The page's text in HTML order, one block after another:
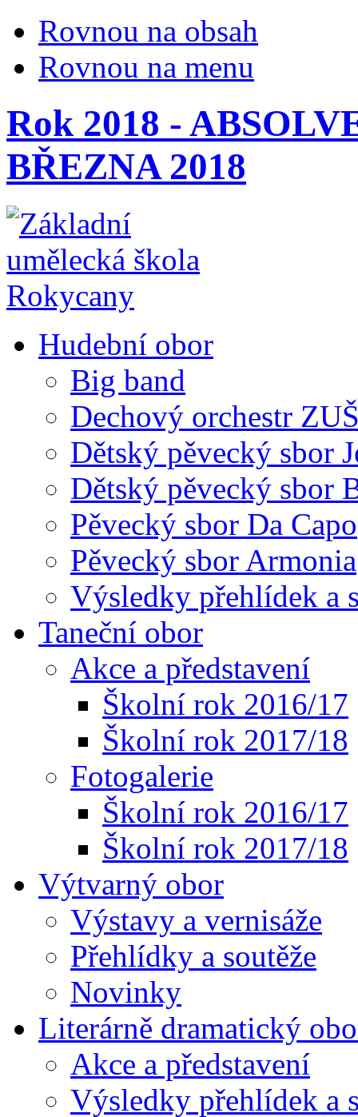
Rovnou na obsah
Rovnou na menu
Rok 2018 -
BŘEZNA 2018
Hudební obor
Big band
Dechový orchestr
Dětský pěvecký sbor
Dětský pěvecký sbor
Pěvecký sbor Da Capo
Pěvecký sbor Armonia
Výsledky přehlídek a
Taneční obor
Akce a představení
Školní rok 2016/17
Školní rok 2017/18
Fotogalerie
Školní rok 2016/17
Školní rok 2017/18
Výtvarný obor
Výstavy a vernisáže
Přehlídky a soutěže
Novinky
Literárně dramatický
Akce a představení
Výsledky přehlídek a